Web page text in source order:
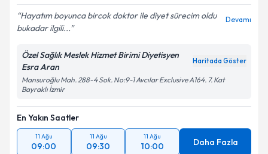
Hayatım boyunca bircok doktor ile diyet sürecim oldu
bukadar ilgili...
Devamı
Özel Sağlık Meslek Hizmet Birimi Diyetisyen
Esra Aran
Haritada Göster
Mansuroğlu Mah. 288-4 Sok. No:9-1 Avcılar Exclusive A164. 7. Kat
Bayraklı İzmir
En Yakın Saatler
11 Ağu
09:00
11 Ağu
09:30
11 Ağu
10:00 Daha Fazla